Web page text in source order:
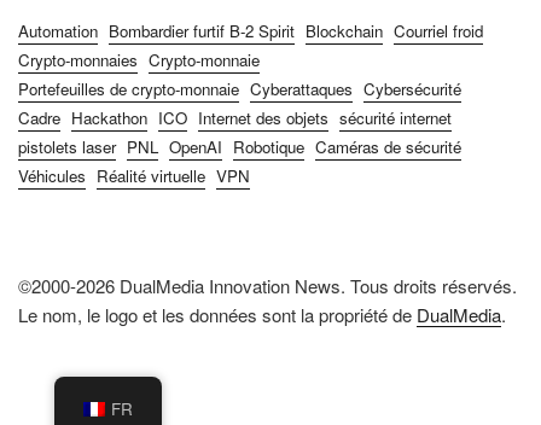
Automation Bombardier furtif B-2 Spirit Blockchain Courriel froid
Crypto-monnaies Crypto-monnaie
Portefeuilles de crypto-monnaie Cyberattaques Cybersécurité
Cadre Hackathon ICO Internet des objets sécurité internet
pistolets laser PNL OpenAI Robotique Caméras de sécurité
Véhicules Réalité virtuelle VPN
©2000-2026 DualMedia Innovation News. Tous droits réservés.
Le nom, le logo et les données sont la propriété de DualMedia.
FR